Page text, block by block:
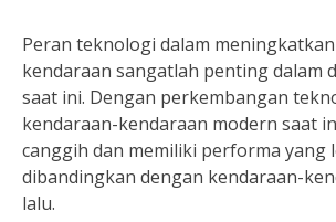
Peran teknologi dalam
kendaraan sangatlah penting dalam
saat ini. Dengan perkembangan
kendaraan-kendaraan modern saat
canggih dan memiliki performa yang
dibandingkan dengan kendaraan-
lalu.